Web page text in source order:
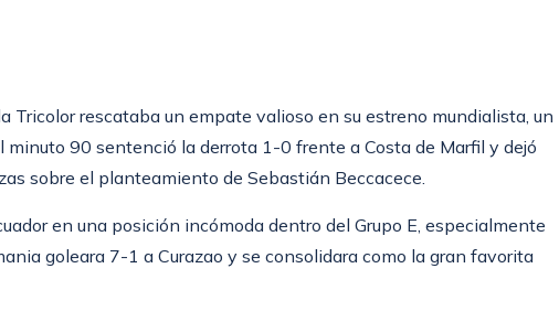
inició con el pie izquierdo su participación en la Copa del Mundo
Tricolor rescataba un empate valioso en su estreno mundialista, un
minuto 90 sentenció la derrota 1-0 frente a Costa de Marfil y dejó
sobre el planteamiento de Sebastián Beccacece.
en una posición incómoda dentro del Grupo E, especialmente
goleara 7-1 a Curazao y se consolidara como la gran favorita